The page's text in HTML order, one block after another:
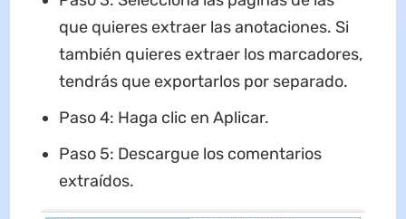
que quieres extraer las anotaciones. Si
también quieres extraer los marcadores,
tendrás que exportarlos por separado.
Paso 4: Haga clic en Aplicar.
Paso 5: Descargue los comentarios
extraídos.